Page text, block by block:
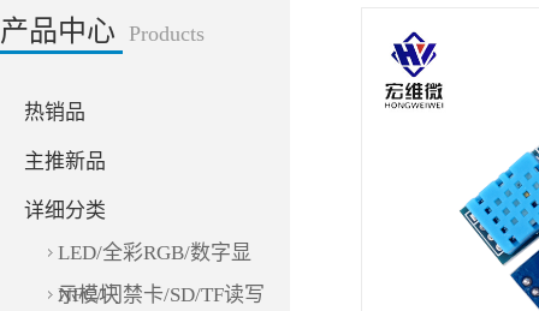
产品中心 Products
热销品
主推新品
详细分类
LED/全彩RGB/数字显
示模块
NFC/门禁卡/SD/TF读写